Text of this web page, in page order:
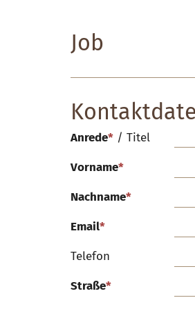
Job
Anrede* / Titel
Vorname*
Nachname*
Email*
Telefon
Straße*